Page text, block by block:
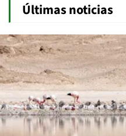
Últimas noticias